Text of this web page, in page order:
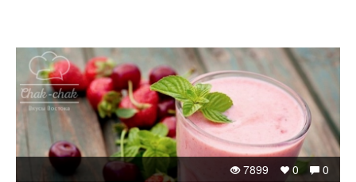
0
0
7899